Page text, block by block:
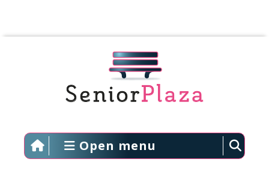
Open menu